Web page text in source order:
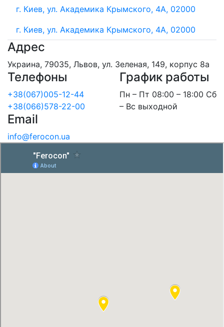
г. Киев, ул. Академика Крымского, 4А, 02000
г. Киев, ул. Академика Крымского, 4А, 02000
Адрес
Украина, 79035, Львов, ул. Зеленая, 149, корпус 8а
Телефоны
+38(067)005-12-44
+38(066)578-22-00
График работы
Пн – Пт 08:00 – 18:00 Сб
– Вс выходной
Email
info@ferocon.ua